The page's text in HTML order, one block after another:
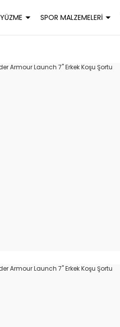
YÜZME SPOR MALZEMELERİ